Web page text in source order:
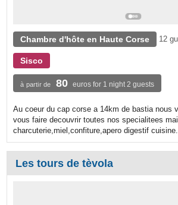
Chambre d'hôte en Haute Corse 12
Sisco
à partir de 80 euros for 1 night 2 guests
Au coeur du cap corse a 14km de bastia nous
vous faire decouvrir toutes nos specialitees
charcuterie,miel,confiture,apero digestif cuisine...
Les tours de tèvola